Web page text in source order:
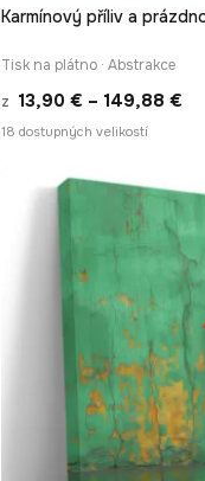
RYCHLÉ
Karmínový příliv a
Tisk na plátno · Abstrakce
z 13,90 € – 149,88 €
až
18 dostupných velikostí